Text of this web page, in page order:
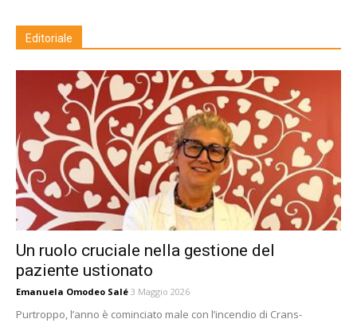
Editoriale
Un ruolo cruciale nella gestione del
paziente ustionato
Emanuela Omodeo Salé 3 Maggio 2026
Purtroppo, l’anno è cominciato male con l’incendio di Crans-